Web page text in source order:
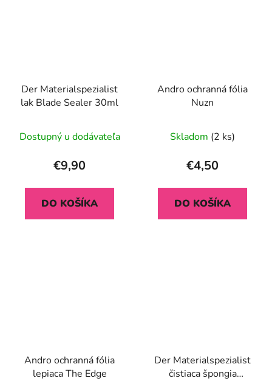
Der Materialspezialist
lak Blade Sealer 30ml
Dostupný u dodávateľa
€9,90
DO KOŠÍKA
Andro ochranná fólia
Nuzn
Skladom (2 ks)
€4,50
DO KOŠÍKA
Andro ochranná fólia
lepiaca The Edge
Der Materialspezialist
čistiaca špongia